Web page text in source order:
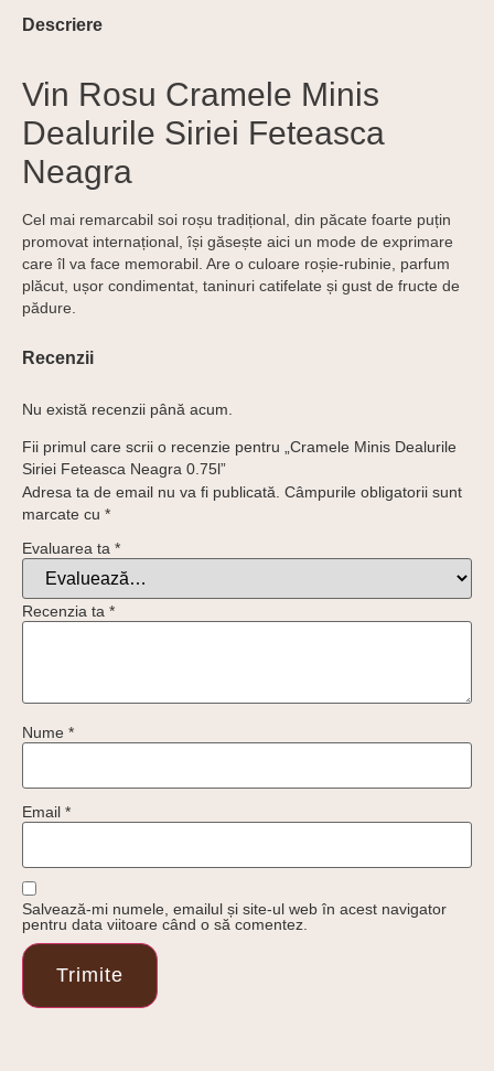
Descriere
Vin Rosu Cramele Minis
Dealurile Siriei Feteasca
Neagra
Cel mai remarcabil soi roșu tradițional, din păcate foarte puțin
promovat internațional, își găsește aici un mode de exprimare
care îl va face memorabil. Are o culoare roșie-rubinie, parfum
plăcut, ușor condimentat, taninuri catifelate și gust de fructe de
pădure.
Recenzii
Nu există recenzii până acum.
Fii primul care scrii o recenzie pentru „Cramele Minis Dealurile
Siriei Feteasca Neagra 0.75l”
Adresa ta de email nu va fi publicată. Câmpurile obligatorii sunt
marcate cu *
Evaluarea ta *
Recenzia ta *
Nume *
Email *
Salvează-mi numele, emailul și site-ul web în acest navigator
pentru data viitoare când o să comentez.